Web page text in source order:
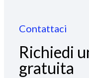
Contattaci
Richiedi
gratuita